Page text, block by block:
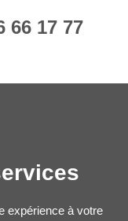
66 17 77
expérience à votre